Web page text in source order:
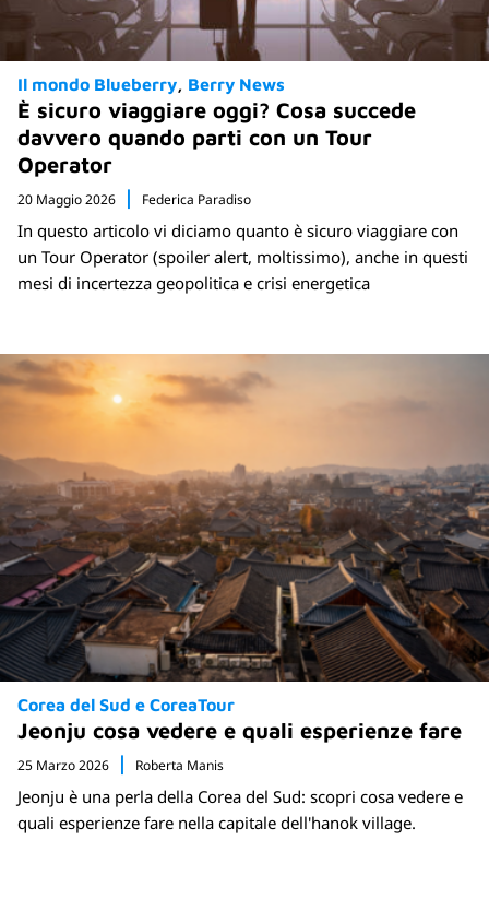
Il mondo Blueberry Berry News
È sicuro viaggiare oggi? Cosa succede
davvero quando parti con un Tour
Operator
20 Maggio 2026 Federica Paradiso
In questo articolo vi diciamo quanto è sicuro viaggiare con
un Tour Operator (spoiler alert, moltissimo), anche in questi
mesi di incertezza geopolitica e crisi energetica
Corea del Sud e CoreaTour
Jeonju cosa vedere e quali esperienze fare
25 Marzo 2026 Roberta Manis
Jeonju è una perla della Corea del Sud: scopri cosa vedere e
quali esperienze fare nella capitale dell'hanok village.